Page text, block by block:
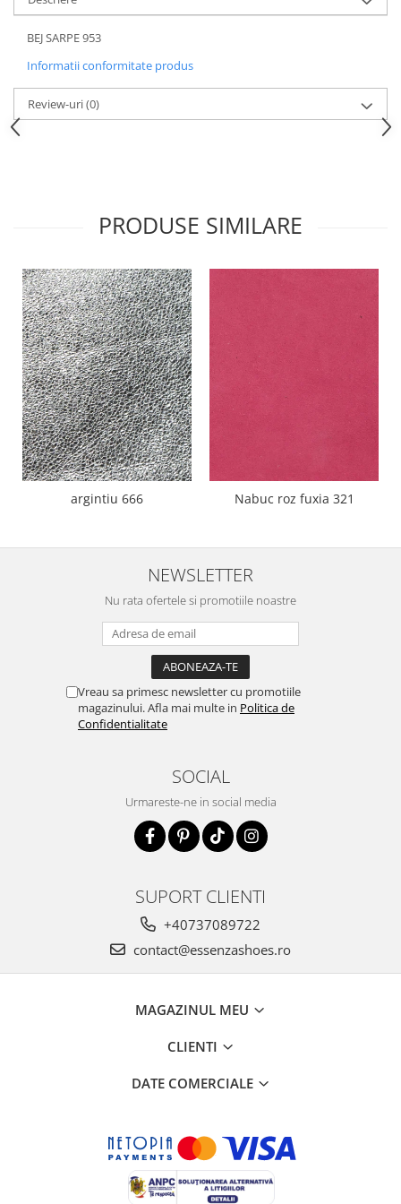
BEJ SARPE 953
Informatii conformitate produs
Review-uri(0)
PRODUSE SIMILARE
argintiu 666 Nabuc roz fuxia 321
NEWSLETTER
Nu rata ofertele si promotiile noastre
Vreau sa primesc newsletter cu promotiile
magazinului. Afla mai multe in Politica de
Confidentialitate
SOCIAL
Urmareste-ne in social media
SUPORT CLIENTI
+40737089722
contact@essenzashoes.ro
MAGAZINUL MEU
CLIENTI
DATE COMERCIALE